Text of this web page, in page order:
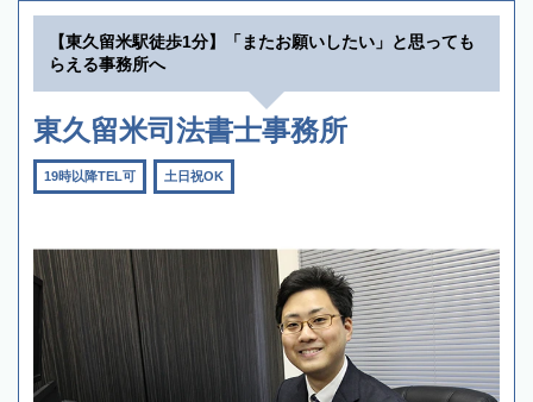
【東久留米駅徒歩1分】「またお願いしたい」と思っても
らえる事務所へ
東久留米司法書士事務所
19時以降TEL可 土日祝OK